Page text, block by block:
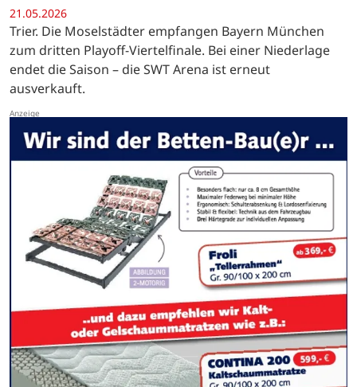
21.05.2026
Trier. Die Moselstädter empfangen Bayern München
zum dritten Playoff-Viertelfinale. Bei einer Niederlage
endet die Saison – die SWT Arena ist erneut
ausverkauft.